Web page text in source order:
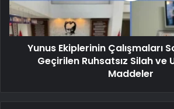
Yunus Ekiplerinin Çalışmaları
Geçirilen Ruhsatsız Silah ve
Maddeler